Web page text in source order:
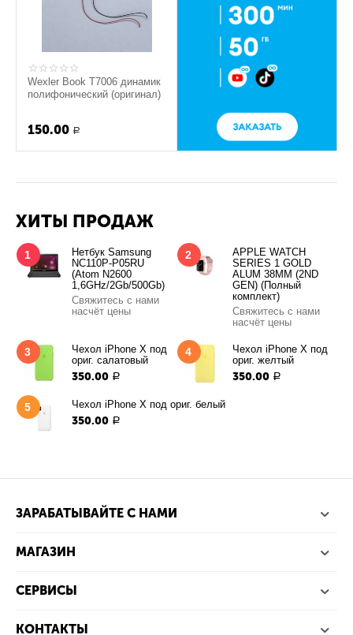
Wexler Book T7006 динамик
полифонический (оригинал)
150.00 Р
ХИТЫ ПРОДАЖ
1
Нетбук Samsung
NC110P-P05RU
(Atom N2600
1,6GHz/2Gb/500Gb)
Свяжитесь с нами
насчёт цены
2
APPLE WATCH
SERIES 1 GOLD
ALUM 38MM (2ND
GEN) (Полный
комплект)
Свяжитесь с нами
насчёт цены
3
Чехол iPhone X под
ориг. салатовый
350.00 Р
4
Чехол iPhone X под
ориг. желтый
350.00 Р
5 Чехол iPhone X под ориг. белый
350.00 Р
ЗАРАБАТЫВАЙТЕ С НАМИ
МАГАЗИН
СЕРВИСЫ
КОНТАКТЫ